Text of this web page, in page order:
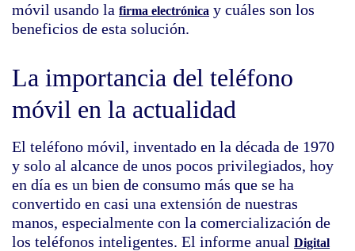
móvil usando la firma electrónica y cuáles son los
beneficios de esta solución.
La importancia del teléfono
móvil en la actualidad
El teléfono móvil, inventado en la década de 1970
y solo al alcance de unos pocos privilegiados, hoy
en día es un bien de consumo más que se ha
convertido en casi una extensión de nuestras
manos, especialmente con la comercialización de
los teléfonos inteligentes. El informe anual Digital